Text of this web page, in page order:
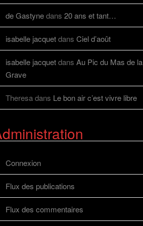
de Gastynedans 20 ans et tant…
isabelle jacquetdans Ciel d’août
isabelle jacquetdans Au Pic du Mas de la
Grave
Theresadans Le bon air c’est vivre libre
Connexion
Flux des publications
Flux des commentaires